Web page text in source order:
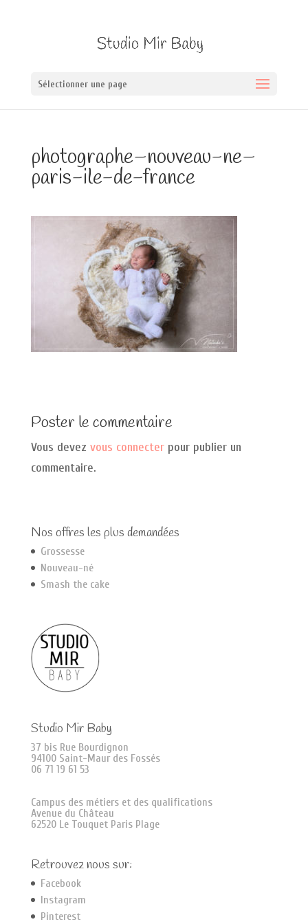
Sélectionner une page
photographe–nouveau-ne–
paris-ile-de-france
Poster le commentaire
Vous devez vous connecterpour publier un
commentaire.
Nos offres les plus demandées
Grossesse
Nouveau-né
Smash the cake
Studio Mir Baby
37 bis Rue Bourdignon
94100 Saint-Maur des Fossés
06 71 19 61 53
Campus des métiers et des qualifications
Avenue du Château
62520 Le Touquet Paris Plage
Retrouvez nous sur:
Facebook
Instagram
Pinterest